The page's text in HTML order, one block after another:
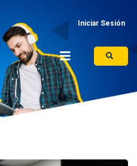
Iniciar Sesión